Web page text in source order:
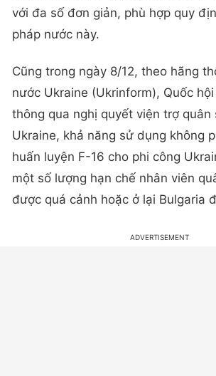
với đa số đơn giản, phù hợp quy
pháp nước này.
Cũng trong ngày 8/12, theo hãng
nước Ukraine (Ukrinform), Quốc
thông qua nghị quyết viện trợ quân
Ukraine, khả năng sử dụng không
huấn luyện F-16 cho phi công
một số lượng hạn chế nhân viên
được quá cảnh hoặc ở lại Bulgaria